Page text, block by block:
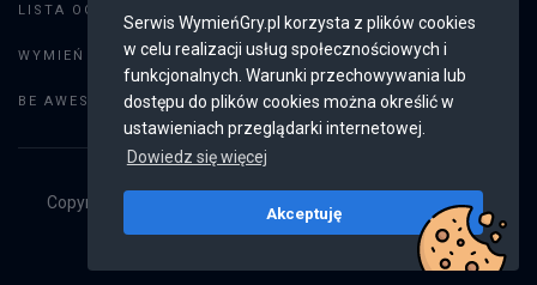
Serwis WymieńGry.pl korzysta z plików cookies
w celu realizacji usług społecznościowych i
funkcjonalnych. Warunki przechowywania lub
dostępu do plików cookies można określić w
ustawieniach przeglądarki internetowej.
Dowiedz się więcej
Akceptuję
LISTA OGŁOSZEŃ:
WYMIEŃ GRY: Dodaj ogłoszenie
BE AWESOME: Weryfikacja konta
Copyright © 2019 - 2026
Wszystkie prawa
v2.8.4